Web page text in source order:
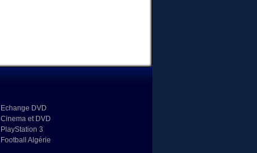
Echange DVD
Cinema et DVD
PlayStation 3
Football Algérie